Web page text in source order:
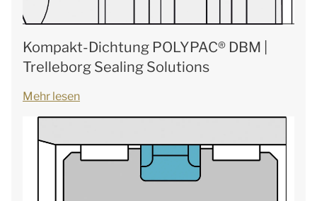
Kompakt-Dichtung POLYPAC® DBM |
Trelleborg Sealing Solutions
Mehr lesen